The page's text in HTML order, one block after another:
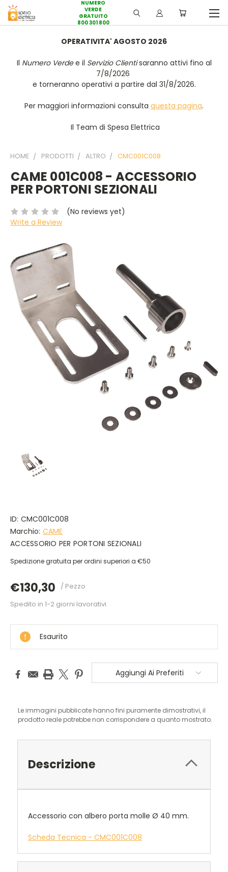
NUMERO
VERDE
GRATUITO
800 301 800
OPERATIVITA' AGOSTO 2026
Il Numero Verdee il Servizio Clientisaranno attivi fino al
7/8/2026
e torneranno operativi a partire dal 31/8/2026.
Per maggiori informazioni consulta questa pagina.
Il Team di Spesa Elettrica
HOME PRODOTTI ALTRO CMC001C008
CAME 001C008 - ACCESSORIO
PER PORTONI SEZIONALI
(No reviews yet)
Write a Review
ID: CMC001C008
Marchio: CAME
ACCESSORIO PER PORTONI SEZIONALI
Spedizione gratuita per ordini superiori a €50
€130,30 / Pezzo
DISPONIBILE
Spedito in 1-2 giorni lavorativi
Esaurito
Aggiungi Ai Preferiti
Le immagini pubblicate hanno fini puramente dimostrativi, il
prodotto reale potrebbe non corrispondere a quanto mostrato.
Descrizione
Accessorio con albero porta molle Ø 40 mm.
Scheda Tecnica - CMC001C008